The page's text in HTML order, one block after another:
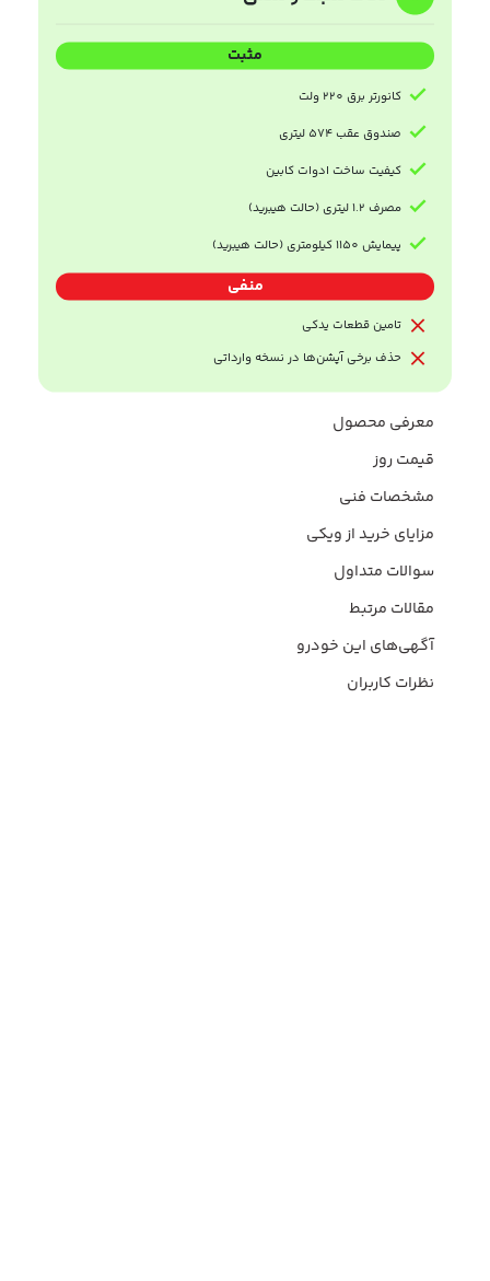
مثبت
کانورتر برق 220 ولت
صندوق عقب 574 لیتری
کیفیت ساخت ادوات کابین
مصرف 1.2 لیتری (حالت هیبرید)
پیمایش 1150 کیلومتری (حالت هیبرید)
منفی
تامین قطعات یدکی
حذف برخی آپشن‌ها در نسخه وارداتی
معرفی محصول
قیمت روز
مشخصات فنی
مزایای خرید از ویکی
سوالات متداول
مقالات مرتبط
آگهی‌های این خودرو
نظرات کاربران